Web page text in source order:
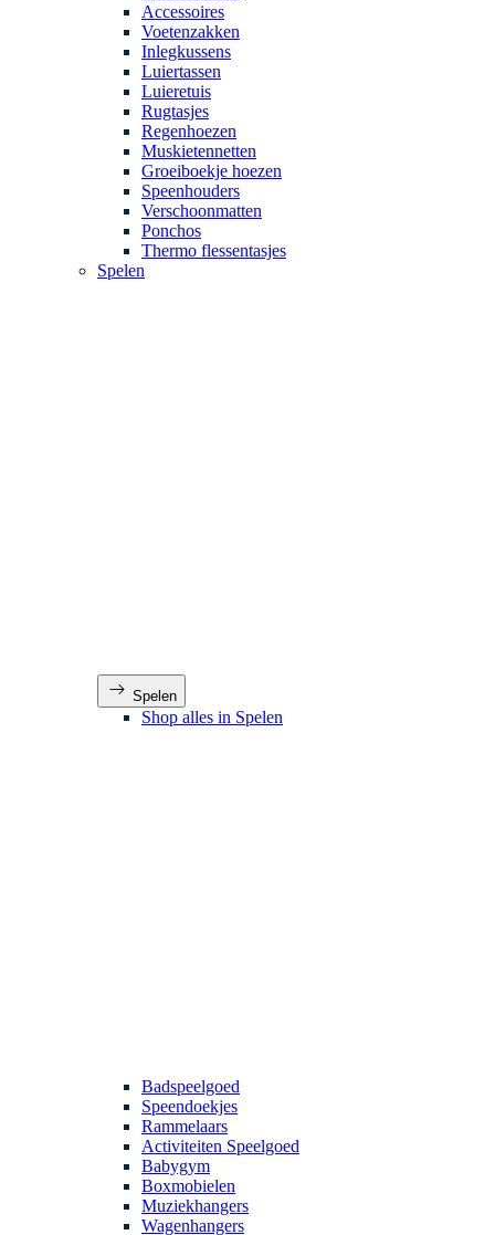
Accessoires
Voetenzakken
Inlegkussens
Luiertassen
Luieretuis
Rugtasjes
Regenhoezen
Muskietennetten
Groeiboekje hoezen
Speenhouders
Verschoonmatten
Ponchos
Thermo flessentasjes
Spelen
Spelen
Shop alles in Spelen
Badspeelgoed
Speendoekjes
Rammelaars
Activiteiten Speelgoed
Babygym
Boxmobielen
Muziekhangers
Wagenhangers